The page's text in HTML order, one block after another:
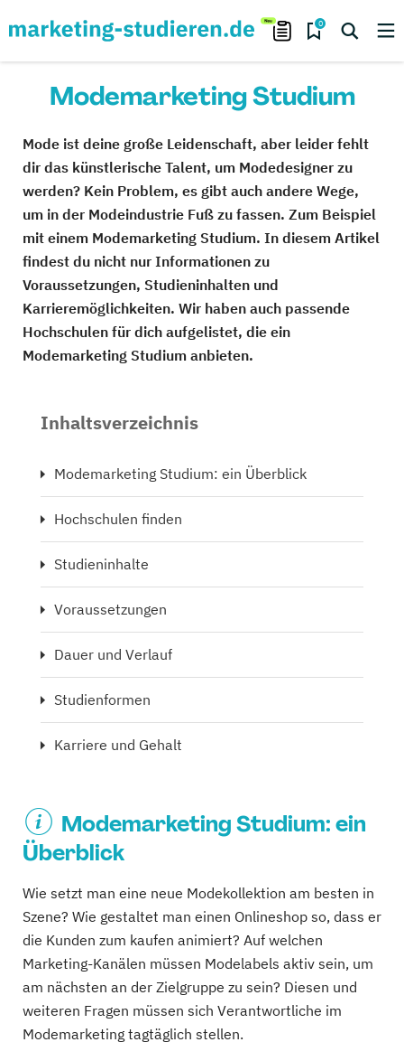
0
Modemarketing Studium
Mode ist deine große Leidenschaft, aber leider fehlt
dir das künstlerische Talent, um Modedesigner zu
werden? Kein Problem, es gibt auch andere Wege,
um in der Modeindustrie Fuß zu fassen. Zum Beispiel
mit einem Modemarketing Studium. In diesem Artikel
findest du nicht nur Informationen zu
Voraussetzungen, Studieninhalten und
Karrieremöglichkeiten. Wir haben auch passende
Hochschulen für dich aufgelistet, die ein
Modemarketing Studium anbieten.
Inhaltsverzeichnis
Modemarketing Studium: ein Überblick
Hochschulen finden
Studieninhalte
Voraussetzungen
Dauer und Verlauf
Studienformen
Karriere und Gehalt
Modemarketing Studium: ein
Überblick
Wie setzt man eine neue Modekollektion am besten in
Szene? Wie gestaltet man einen Onlineshop so, dass er
die Kunden zum kaufen animiert? Auf welchen
Marketing-Kanälen müssen Modelabels aktiv sein, um
am nächsten an der Zielgruppe zu sein? Diesen und
weiteren Fragen müssen sich Verantwortliche im
Modemarketing tagtäglich stellen.